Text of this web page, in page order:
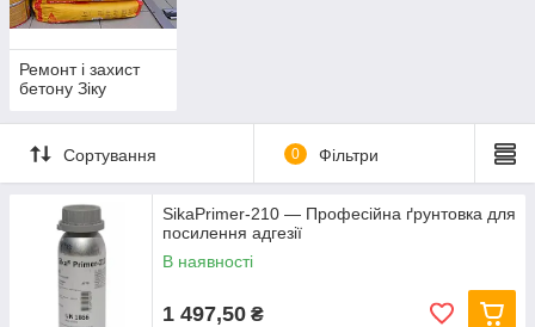
Ремонт і захист
бетону Зіку
Сортування 0 Фільтри
SikaPrimer-210 — Професійна ґрунтовка для
посилення адгезії
В наявності
1 497,50 ₴